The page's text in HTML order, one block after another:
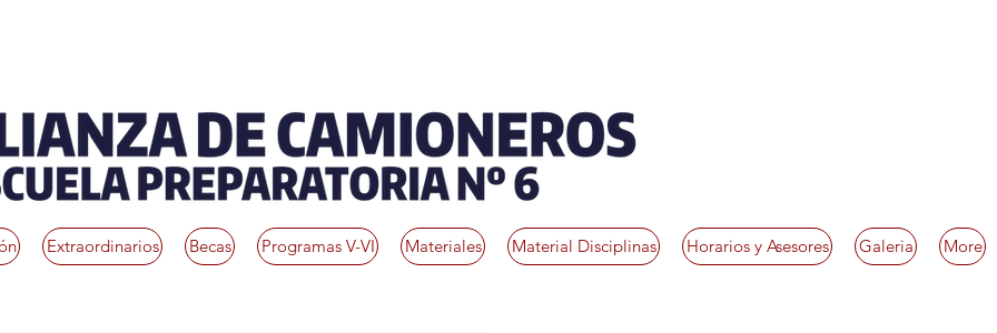
Extraordinarios Becas Programas V-VI Materiales Material Disciplinas Horarios y Asesores Galeria More